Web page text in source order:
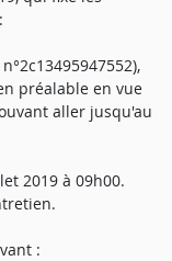
préalable en vue
aller jusqu'au
2019 à 09h00.
: